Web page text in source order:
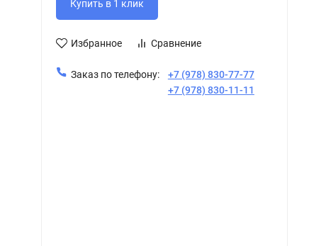
Избранное Сравнение
Заказ по телефону:
+7 (978) 830-77-77
+7 (978) 830-11-11